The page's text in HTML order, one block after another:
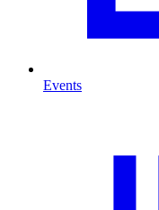
Events